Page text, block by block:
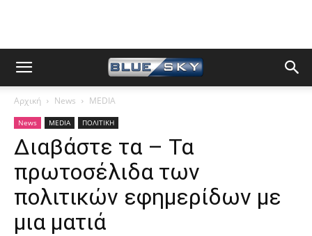
Αρχική News MEDIA
News MEDIA ΠΟΛΙΤΙΚΗ
Διαβάστε τα – Τα
πρωτοσέλιδα των
πολιτικών εφημερίδων με
μια ματιά